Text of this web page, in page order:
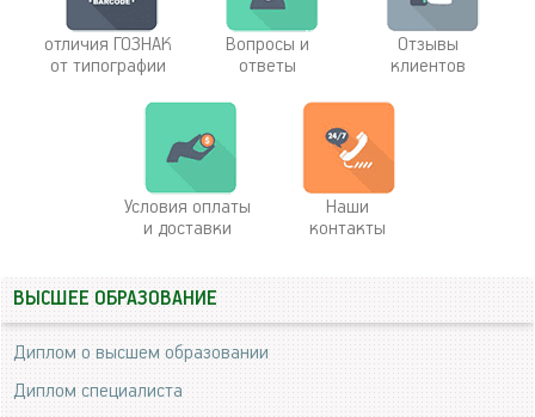
отличия ГОЗНАК
от типографии
Вопросы и
ответы
Отзывы
клиентов
Условия оплаты
и доставки
Наши
контакты
ВЫСШЕЕ ОБРАЗОВАНИЕ
Диплом о высшем образовании
Диплом специалиста